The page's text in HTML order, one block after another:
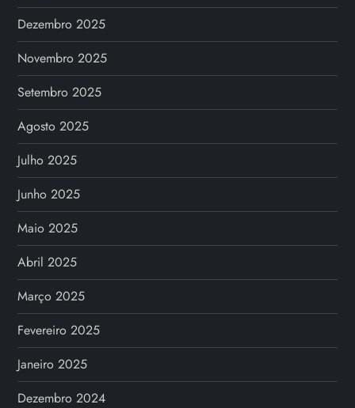
Dezembro 2025
Novembro 2025
Setembro 2025
Agosto 2025
Julho 2025
Junho 2025
Maio 2025
Abril 2025
Março 2025
Fevereiro 2025
Janeiro 2025
Dezembro 2024